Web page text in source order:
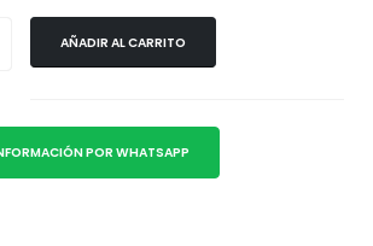
AÑADIR AL CARRITO
POR WHATSAPP